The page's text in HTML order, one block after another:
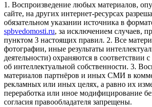
1. Воспроизведение любых материалов,
сайте, на других интернет-ресурсах
обязательном указании источника в
spbvedomosti.ru, за исключением случаев,
пунктом 3 настоящих правил. 2. Все
фотографии, иные результаты
деятельности) охраняются в соответствии
об интеллектуальной собственности. 3.
материалов партнёров и иных СМИ в
рекламных или иных целях, а равно их
переработка или иное модифицирование
согласия правообладателя запрещены.